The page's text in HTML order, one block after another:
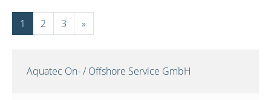
1 2 3 »
Aquatec On- / Offshore Service GmbH